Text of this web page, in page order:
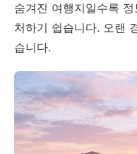
숨겨진 여행지일수록
처하기 쉽습니다. 오랜
습니다.